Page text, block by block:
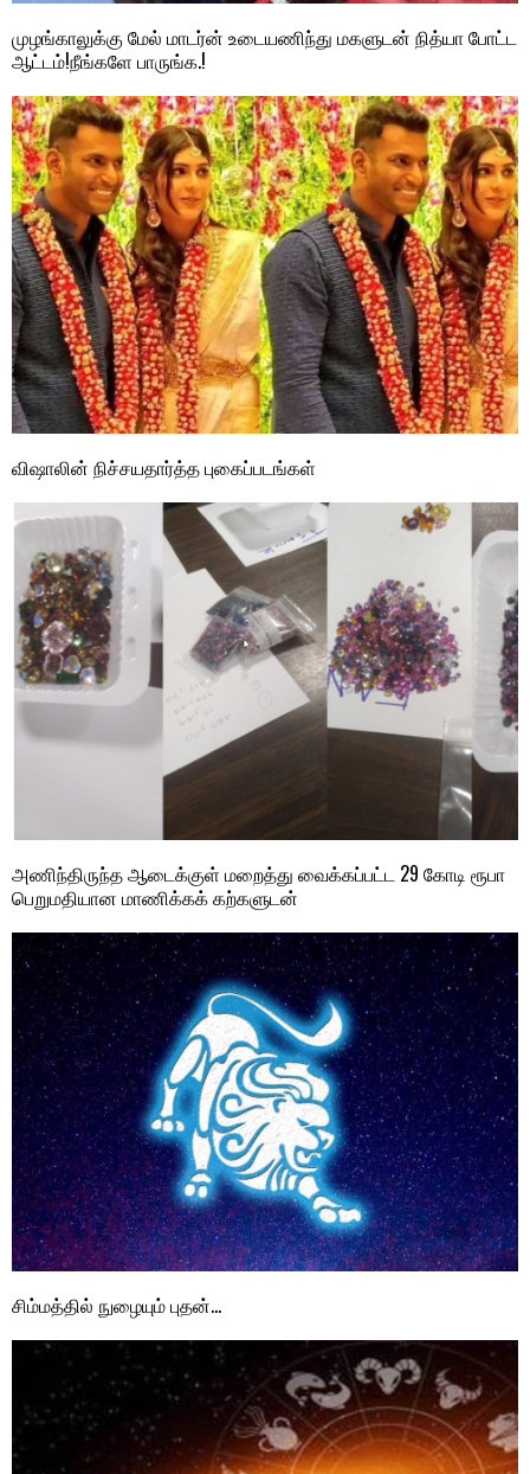
முழங்காலுக்கு மேல் மாடர்ன் உடையணிந்து மகளுடன் நித்யா போட்ட
ஆட்டம்!நீங்களே பாருங்க.!
விஷாலின் நிச்சயதார்த்த புகைப்படங்கள்
அணிந்திருந்த ஆடைக்குள் மறைத்து வைக்கப்பட்ட 29 கோடி ரூபா
பெறுமதியான மாணிக்கக் கற்களுடன்
சிம்மத்தில் நுழையும் புதன்…